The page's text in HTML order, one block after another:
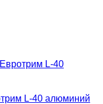
L-40 алюминий